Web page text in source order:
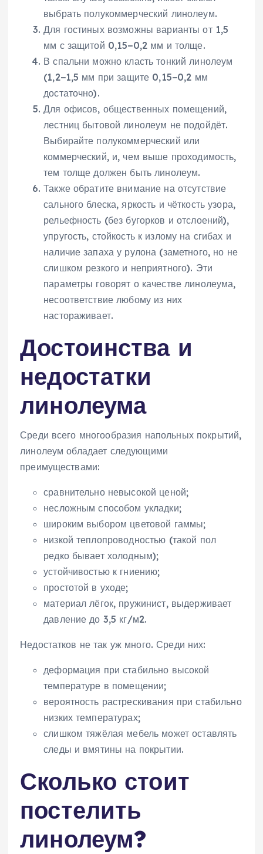
выбрать полукоммерческий линолеум.
Для гостиных возможны варианты от 1,5
мм с защитой 0,15−0,2 мм и толще.
В спальни можно класть тонкий линолеум
(1,2−1,5 мм при защите 0,15−0,2 мм
достаточно).
Для офисов, общественных помещений,
лестниц бытовой линолеум не подойдёт.
Выбирайте полукоммерческий или
коммерческий, и, чем выше проходимость,
тем толще должен быть линолеум.
Также обратите внимание на отсутствие
сального блеска, яркость и чёткость узора,
рельефность (без бугорков и отслоений),
упругость, стойкость к излому на сгибах и
наличие запаха у рулона (заметного, но не
слишком резкого и неприятного). Эти
параметры говорят о качестве линолеума,
несоответствие любому из них
настораживает.
Достоинства и
недостатки
линолеума
Среди всего многообразия напольных покрытий,
линолеум обладает следующими
преимуществами:
сравнительно невысокой ценой;
несложным способом укладки;
широким выбором цветовой гаммы;
низкой теплопроводностью (такой пол
редко бывает холодным);
устойчивостью к гниению;
простотой в уходе;
материал лёгок, пружинист, выдерживает
давление до 3,5 кг/м2.
Недостатков не так уж много. Среди них:
деформация при стабильно высокой
температуре в помещении;
вероятность растрескивания при стабильно
низких температурах;
слишком тяжёлая мебель может оставлять
следы и вмятины на покрытии.
Сколько стоит
постелить
линолеум?